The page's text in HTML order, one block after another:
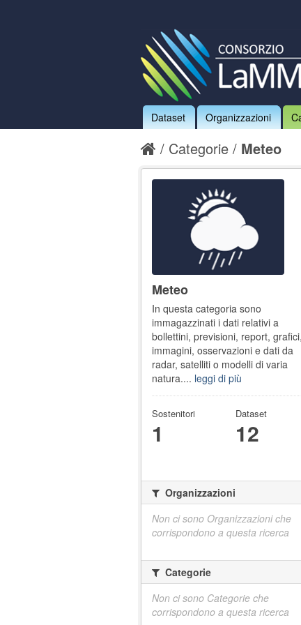
Dataset Organizzazioni
Categorie Meteo
Meteo
In questa categoria sono
immagazzinati i dati relativi a
bollettini, previsioni, report, grafici,
immagini, osservazioni e dati da
radar, satelliti o modelli di varia
natura.... leggi di più
Sostenitori
1
Dataset
12
Organizzazioni
Non ci sono Organizzazioni che
corrispondono a questa ricerca
Categorie
Non ci sono Categorie che
corrispondono a questa ricerca